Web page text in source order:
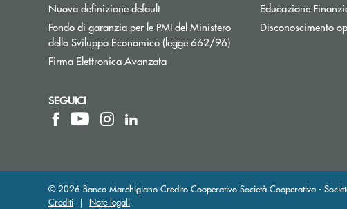
Nuova definizione default
Fondo di garanzia per le PMI del Ministero
dello Sviluppo Economico (legge 662/96)Apre una nuova finestra
Firma Elettronica Avanzata
Educazione
Disconoscimento
SEGUICI
© 2026 Banco Marchigiano Credito Cooperativo Società Cooperativa -
Crediti | Note legali